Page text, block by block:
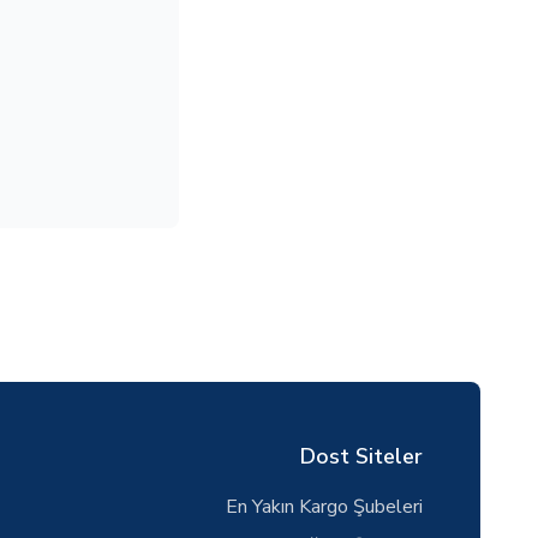
Dost Siteler
En Yakın Kargo Şubeleri